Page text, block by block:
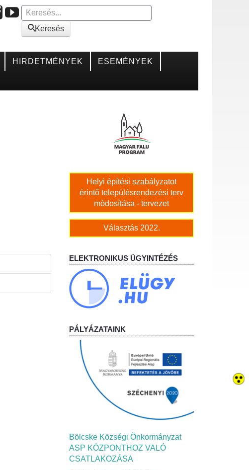
Keresés
HIRDETMÉNYEK ESEMÉNYEK
Helyi építési szabályzatot
érintő településrendezési terv
módosítása - tervezet
Választás 2022.
ELEKTRONIKUS ÜGYINTÉZÉS
PÁLYÁZATAINK
Bölcske Községi Önkormányzat
ASP KÖZPONTHOZ VALÓ
CSATLAKOZÁSA